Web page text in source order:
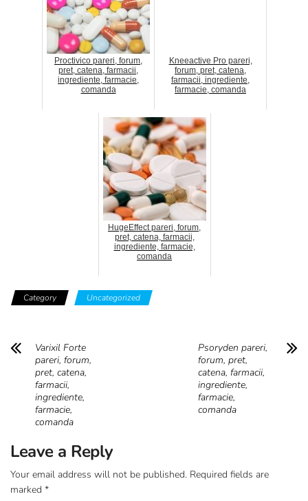
Proctivico pareri, forum,
pret, catena, farmacii,
ingrediente, farmacie,
comanda
Kneeactive Pro pareri,
forum, pret, catena,
farmacii, ingrediente,
farmacie, comanda
HugeEffect pareri, forum,
pret, catena, farmacii,
ingrediente, farmacie,
comanda
Category Uncategorized
Varixil Forte
pareri, forum,
pret, catena,
farmacii,
ingrediente,
farmacie,
comanda
Psoryden pareri,
forum, pret,
catena, farmacii,
ingrediente,
farmacie,
comanda
Leave a Reply
Your email address will not be published. Required fields are
marked *